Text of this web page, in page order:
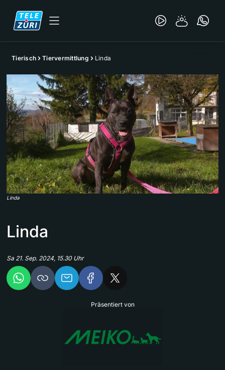
Tierisch Tiervermittlung Linda
Linda
Linda
Sa 21. Sep. 2024, 15.30 Uhr
Präsentiert von